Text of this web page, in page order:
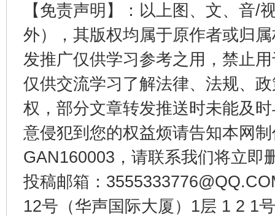
【免责声明】：以上图、文、音/
外），其版权均属于原作者或归
发推广仅供学习参考之用，禁止
仅供交流学习了解法律、法规、
权，部分文章转发推送时未能及
意侵犯到您的权益烦请告知本网
GAN160003，请联系我们将立即
投稿邮箱：
12号（华声国际大厦）1层 1 2 1